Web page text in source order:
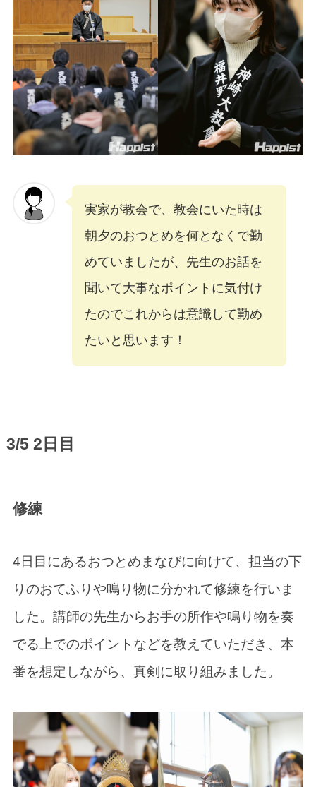
実家が教会で、教会にいた時は
朝夕のおつとめを何となくで勤
めていましたが、先生のお話を
聞いて大事なポイントに気付け
たのでこれからは意識して勤め
たいと思います！
3/5 2日目
修練
4日目にあるおつとめまなびに向けて、担当の下
りのおてふりや鳴り物に分かれて修練を行いま
した。講師の先生からお手の所作や鳴り物を奏
でる上でのポイントなどを教えていただき、本
番を想定しながら、真剣に取り組みました。